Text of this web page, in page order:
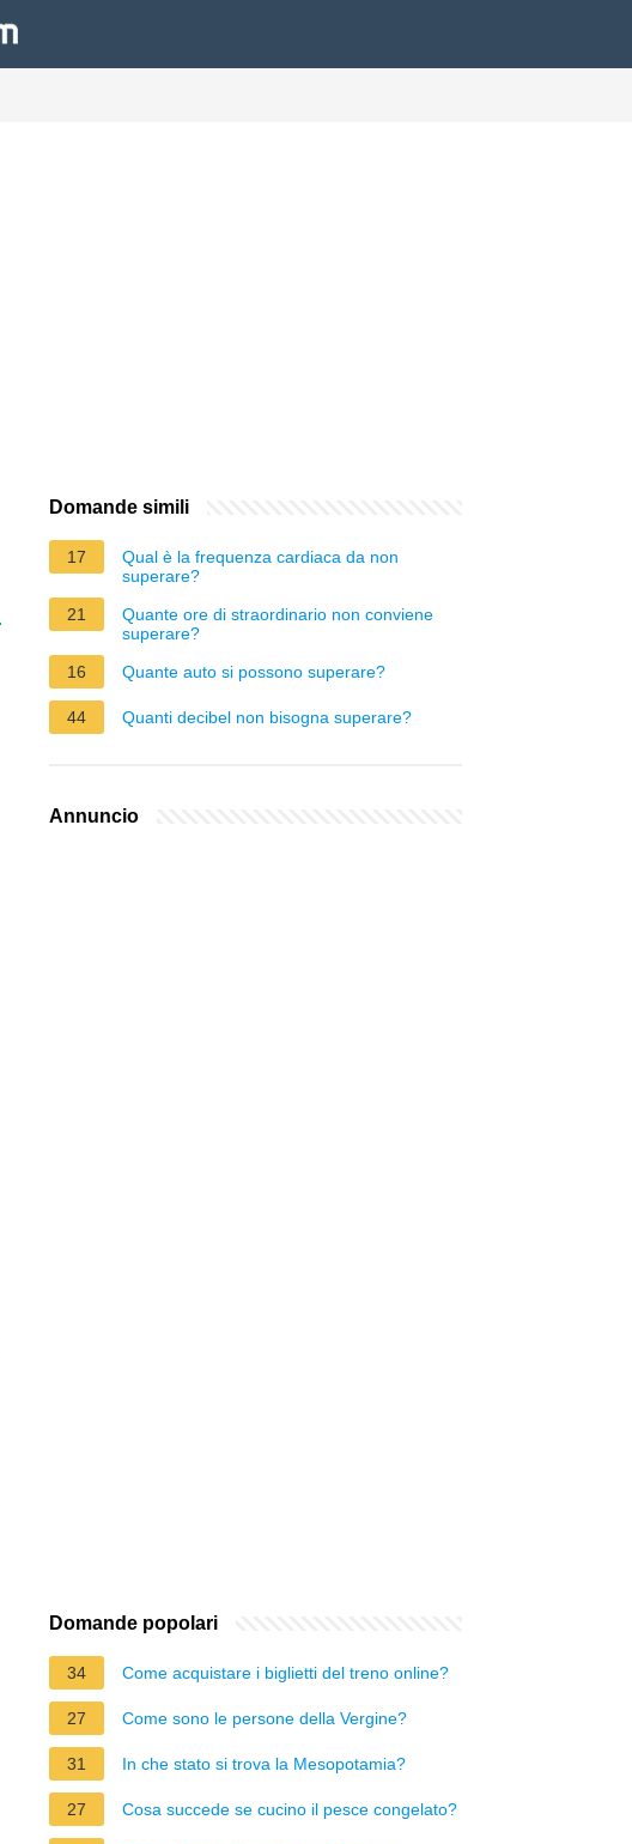
Domande simili
17
Qual è la frequenza cardiaca da non
superare?
21
Quante ore di straordinario non conviene
superare?
16
Quante auto si possono superare?
44 Quanti decibel non bisogna superare?
Annuncio
Domande popolari
34 Come acquistare i biglietti del treno online?
27 Come sono le persone della Vergine?
31 In che stato si trova la Mesopotamia?
27 Cosa succede se cucino il pesce congelato?